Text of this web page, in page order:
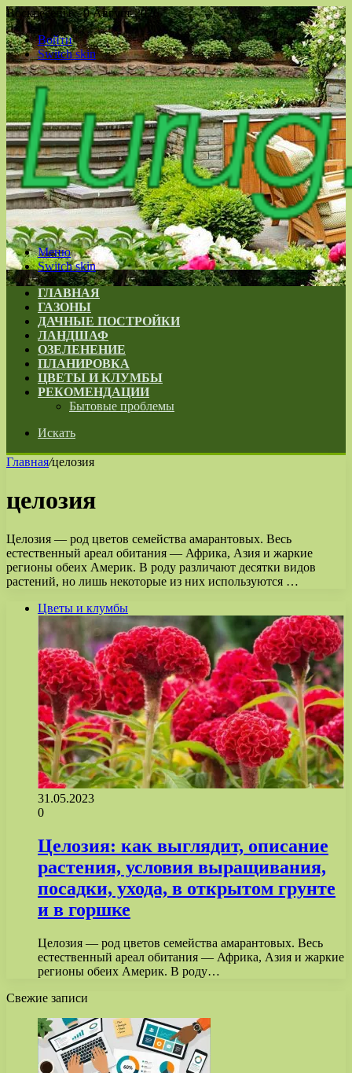
Воскресенье , 9 Август 2026
Войти
Switch skin
Меню
Switch skin
ГЛАВНАЯ
ГАЗОНЫ
ДАЧНЫЕ ПОСТРОЙКИ
ЛАНДШАФ
ОЗЕЛЕНЕНИЕ
ПЛАНИРОВКА
ЦВЕТЫ И КЛУМБЫ
РЕКОМЕНДАЦИИ
Бытовые проблемы
Искать
Главная/целозия
целозия
Целозия — род цветов семейства амарантовых. Весь
естественный ареал обитания — Африка, Азия и жаркие
регионы обеих Америк. В роду различают десятки видов
растений, но лишь некоторые из них используются …
Цветы и клумбы
31.05.2023
0
Целозия: как выглядит, описание
растения, условия выращивания,
посадки, ухода, в открытом грунте
и в горшке
Целозия — род цветов семейства амарантовых. Весь
естественный ареал обитания — Африка, Азия и жаркие
регионы обеих Америк. В роду…
Свежие записи